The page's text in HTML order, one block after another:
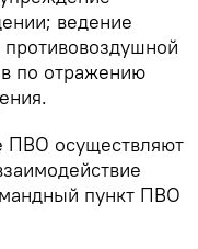
ведение
противовоздушной
по отражению
ПВО осуществляют
пункт ПВО